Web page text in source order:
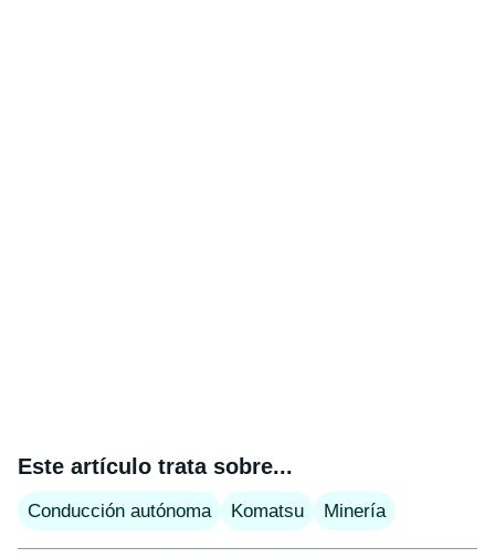
Este artículo trata sobre...
Conducción autónoma Komatsu Minería